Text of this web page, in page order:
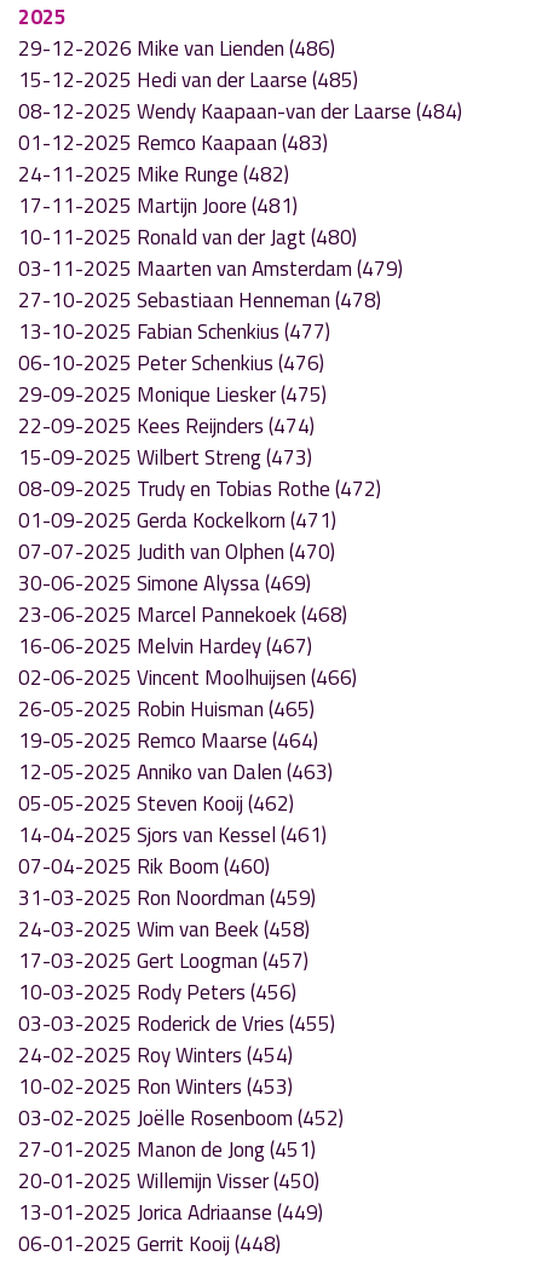
2025
29-12-2026 Mike van Lienden (486)
15-12-2025 Hedi van der Laarse (485)
08-12-2025 Wendy Kaapaan-van der Laarse (484)
01-12-2025 Remco Kaapaan (483)
24-11-2025 Mike Runge (482)
17-11-2025 Martijn Joore (481)
10-11-2025 Ronald van der Jagt (480)
03-11-2025 Maarten van Amsterdam (479)
27-10-2025 Sebastiaan Henneman (478)
13-10-2025 Fabian Schenkius (477)
06-10-2025 Peter Schenkius (476)
29-09-2025 Monique Liesker (475)
22-09-2025 Kees Reijnders (474)
15-09-2025 Wilbert Streng (473)
08-09-2025 Trudy en Tobias Rothe (472)
01-09-2025 Gerda Kockelkorn (471)
07-07-2025 Judith van Olphen (470)
30-06-2025 Simone Alyssa (469)
23-06-2025 Marcel Pannekoek (468)
16-06-2025 Melvin Hardey (467)
02-06-2025 Vincent Moolhuijsen (466)
26-05-2025 Robin Huisman (465)
19-05-2025 Remco Maarse (464)
12-05-2025 Anniko van Dalen (463)
05-05-2025 Steven Kooij (462)
14-04-2025 Sjors van Kessel (461)
07-04-2025 Rik Boom (460)
31-03-2025 Ron Noordman (459)
24-03-2025 Wim van Beek (458)
17-03-2025 Gert Loogman (457)
10-03-2025 Rody Peters (456)
03-03-2025 Roderick de Vries (455)
24-02-2025 Roy Winters (454)
10-02-2025 Ron Winters (453)
03-02-2025 Joëlle Rosenboom (452)
27-01-2025 Manon de Jong (451)
20-01-2025 Willemijn Visser (450)
13-01-2025 Jorica Adriaanse (449)
06-01-2025 Gerrit Kooij (448)